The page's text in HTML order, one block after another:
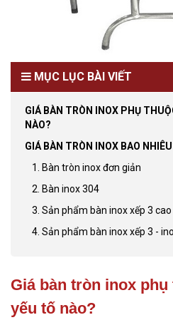
MỤC LỤC BÀI VIẾT
GIÁ BÀN TRÒN INOX PHỤ
NÀO?
GIÁ BÀN TRÒN INOX BAO
1. Bàn tròn inox đơn giản
2. Bàn inox 304
3. Sản phẩm bàn inox xếp 3 cao
4. Sản phẩm bàn inox xếp 3 -
Giá bàn tròn inox
yếu tố nào?